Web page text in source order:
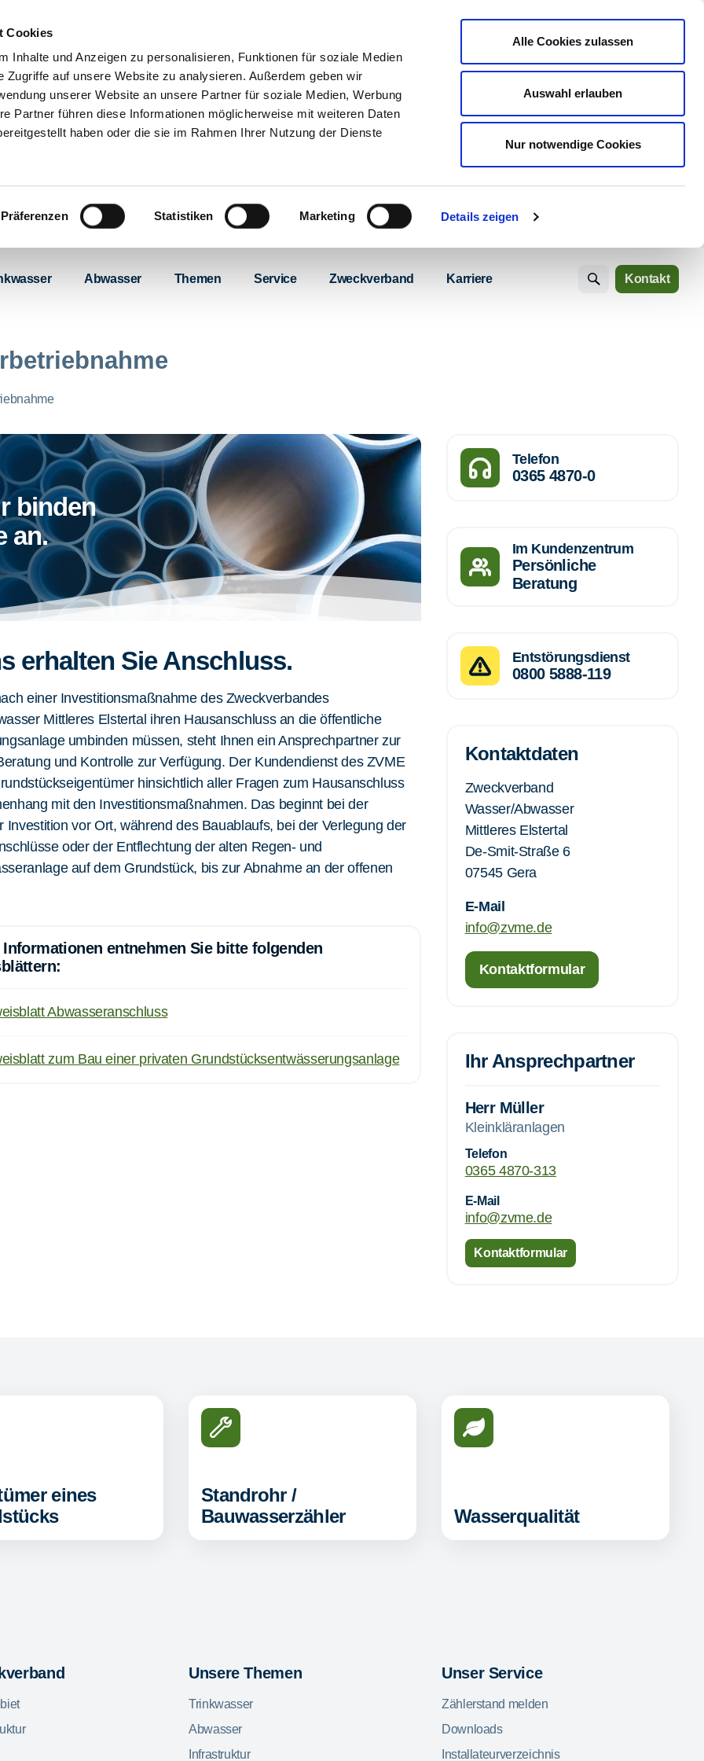
Cookies
Inhalte und Anzeigen zu personalisieren, Funktionen für soziale Medien
Zugriffe auf unsere Website zu analysieren. Außerdem geben wir
unserer Website an unsere Partner für soziale Medien, Werbung
Partner führen diese Informationen möglicherweise mit weiteren Daten
haben oder die sie im Rahmen Ihrer Nutzung der Dienste
Präferenzen Statistiken Marketing Details zeigen
Alle Cookies zulassen
Auswahl erlauben
Nur notwendige Cookies
Abwasser Themen Service Zweckverband Karriere Kontakt
binden
an.
erhalten Sie Anschluss.
einer Investitionsmaßnahme des Zweckverbandes
Mittleres Elstertal ihren Hausanschluss an die öffentliche
umbinden müssen, steht Ihnen ein Ansprechpartner zur
und Kontrolle zur Verfügung. Der Kundendienst des ZVME
hinsichtlich aller Fragen zum Hausanschluss
mit den Investitionsmaßnahmen. Das beginnt bei der
Investition vor Ort, während des Bauablaufs, bei der Verlegung der
oder der Entflechtung der alten Regen- und
auf dem Grundstück, bis zur Abnahme an der offenen
Informationen entnehmen Sie bitte folgenden
Abwasseranschluss
zum Bau einer privaten Grundstücksentwässerungsanlage
Telefon
0365 4870-0
Im Kundenzentrum
Persönliche
Beratung
Entstörungsdienst
0800 5888-119
Kontaktdaten
Zweckverband
Wasser/Abwasser
Mittleres Elstertal
De-Smit-Straße 6
07545 Gera
E-Mail
info@zvme.de
Kontaktformular
Ihr Ansprechpartner
Herr Müller
Kleinkläranlagen
Telefon
0365 4870-313
E-Mail
info@zvme.de
Kontaktformular
eines
Standrohr /
Bauwasserzähler
Wasserqualität
Unsere Themen
Trinkwasser
Abwasser
Infrastruktur
Unser Service
Zählerstand melden
Downloads
Installateurverzeichnis